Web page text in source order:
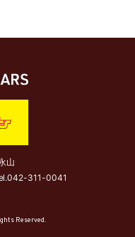
山
042-311-0041
Reserved.